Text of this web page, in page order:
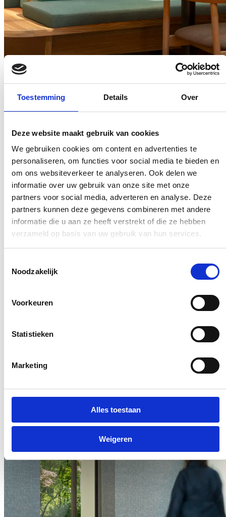
Toestemming Details Over
Deze website maakt gebruik van cookies
We gebruiken cookies om content en advertenties te
personaliseren, om functies voor social media te bieden en
om ons websiteverkeer te analyseren. Ook delen we
informatie over uw gebruik van onze site met onze
partners voor social media, adverteren en analyse. Deze
partners kunnen deze gegevens combineren met andere
informatie die u aan ze heeft verstrekt of die ze hebben
verzameld op basis van uw gebruik van hun services.
Noodzakelijk
Voorkeuren
Statistieken
Marketing
Alles toestaan
Weigeren
Aktuelles
Mohair-Velours: wo Handwerk und Komfort